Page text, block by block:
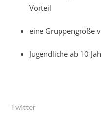
Vorteil
eine Gruppengröße
Jugendliche ab 10
Twitter